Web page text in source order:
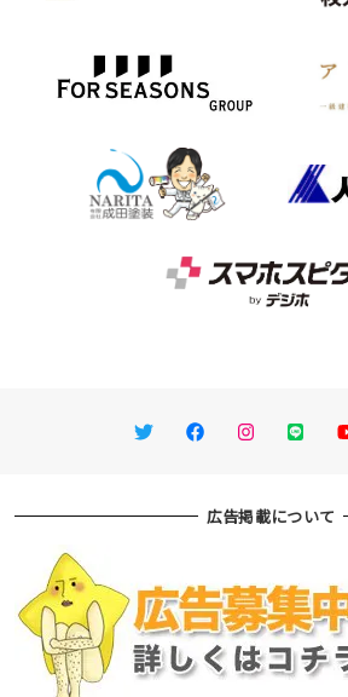
TwitterFacebookInstagram
LINE
広告掲載について